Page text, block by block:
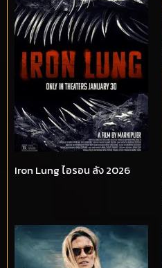
Iron Lung ไอรอน ลัง 2026